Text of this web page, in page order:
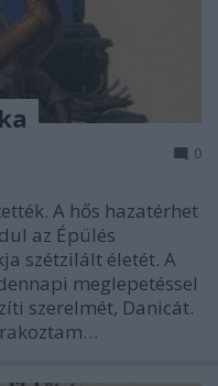
0
A hős hazatérhet
az Épülés
szétzilált életét. A
meglepetéssel
szerelmét, Danicát.